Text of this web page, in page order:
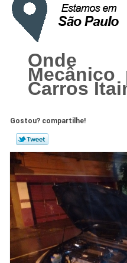
Onde
Carros
Gostou? compartilhe!